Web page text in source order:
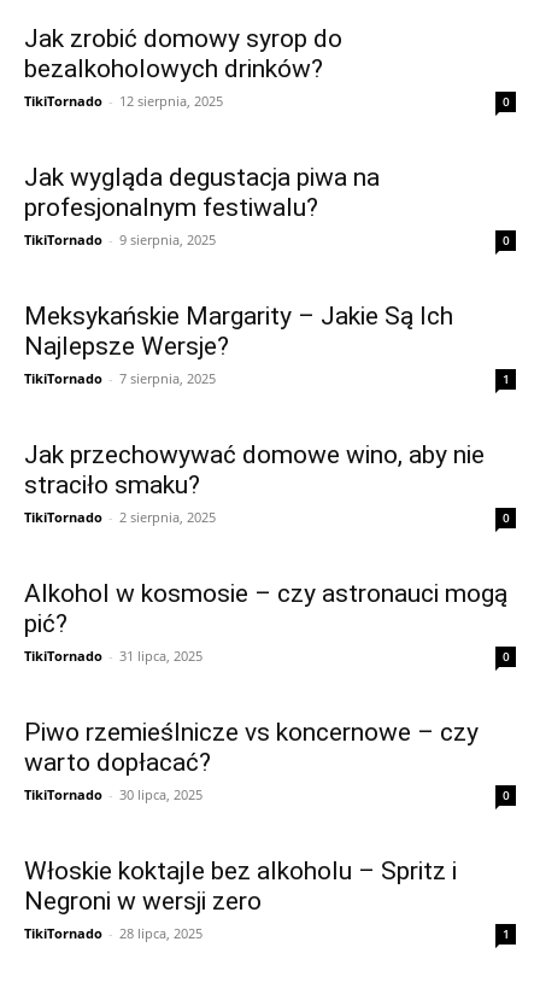
Jak zrobić domowy syrop do
bezalkoholowych drinków?
TikiTornado - 12 sierpnia, 2025 0
Jak wygląda degustacja piwa na
profesjonalnym festiwalu?
TikiTornado - 9 sierpnia, 2025 0
Meksykańskie Margarity – Jakie Są Ich
Najlepsze Wersje?
TikiTornado - 7 sierpnia, 2025 1
Jak przechowywać domowe wino, aby nie
straciło smaku?
TikiTornado - 2 sierpnia, 2025 0
Alkohol w kosmosie – czy astronauci mogą
pić?
TikiTornado - 31 lipca, 2025 0
Piwo rzemieślnicze vs koncernowe – czy
warto dopłacać?
TikiTornado - 30 lipca, 2025 0
Włoskie koktajle bez alkoholu – Spritz i
Negroni w wersji zero
TikiTornado - 28 lipca, 2025 1